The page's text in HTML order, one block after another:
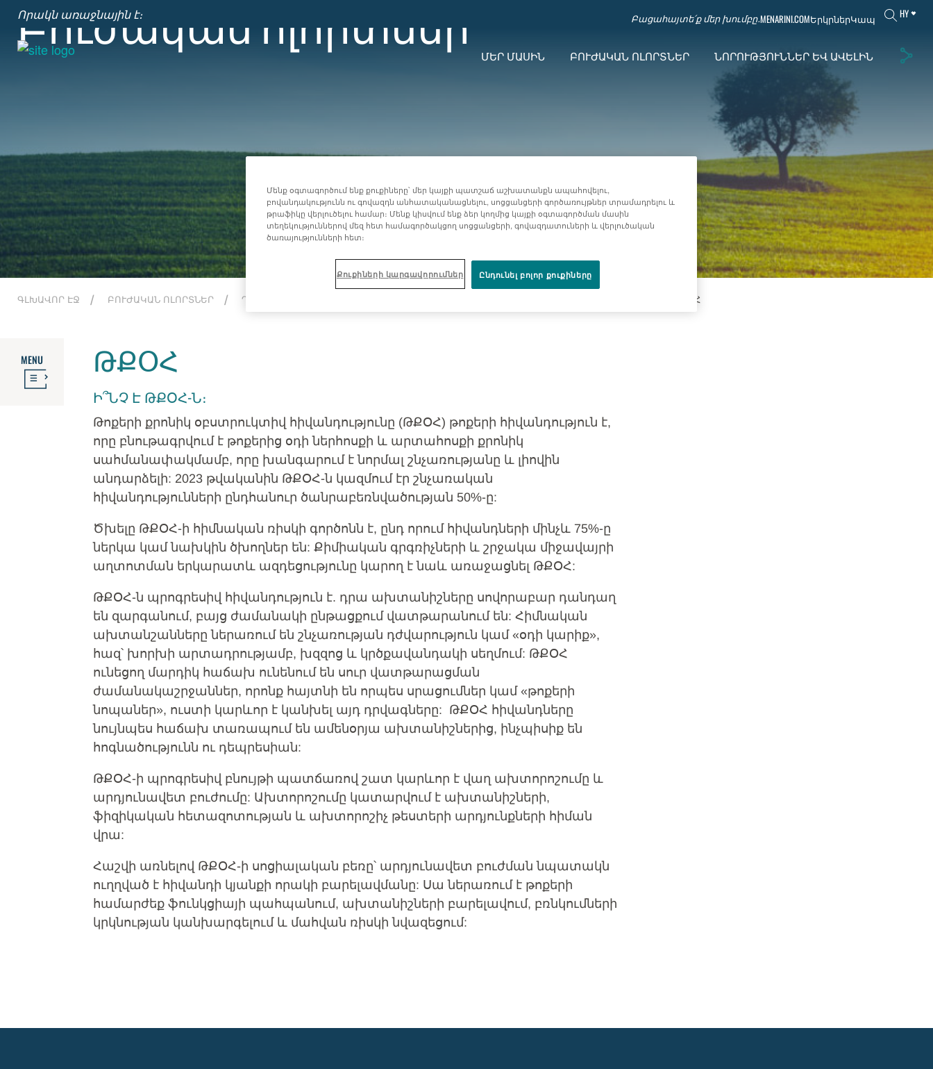
Որակն առաջնային է։ Բացահայտե՛ք մեր խումբը․MENARINI.COMԵրկրներԿապ HY
ՄԵՐ ՄԱՍԻՆ ԲՈՒԺԱԿԱՆ ՈԼՈՐՏՆԵՐ ՆՈՐՈՒԹՅՈՒՆՆԵՐ ԵՎ ԱՎԵԼԻՆ
Բուժական ոլորտներ
ԳԼԽԱՎՈՐ ԷՋ ԲՈՒԺԱԿԱՆ ՈԼՈՐՏՆԵՐ ԴԵՂԱԳՈՐԾԱԿԱՆ ԱՐՏԱԴՐԱՆՔ ԹՔՕՀ
MENU ԹՔՕՀ
Ի՞ՆՉ Է ԹՔՕՀ-Ն։
Թոքերի քրոնիկ օբստրուկտիվ հիվանդությունը (ԹՔՕՀ) թոքերի հիվանդություն է,
որը բնութագրվում է թոքերից օդի ներհոսքի և արտահոսքի քրոնիկ
սահմանափակմամբ, որը խանգարում է նորմալ շնչառությանը և լիովին
անդարձելի: 2023 թվականին ԹՔՕՀ-ն կազմում էր շնչառական
հիվանդությունների ընդհանուր ծանրաբեռնվածության 50%-ը:
Ծխելը ԹՔՕՀ-ի հիմնական ռիսկի գործոնն է, ընդ որում հիվանդների մինչև 75%-ը
ներկա կամ նախկին ծխողներ են: Քիմիական գրգռիչների և շրջակա միջավայրի
աղտոտման երկարատև ազդեցությունը կարող է նաև առաջացնել ԹՔՕՀ:
ԹՔՕՀ-ն պրոգրեսիվ հիվանդություն է. դրա ախտանիշները սովորաբար դանդաղ
են զարգանում, բայց ժամանակի ընթացքում վատթարանում են: Հիմնական
ախտանշանները ներառում են շնչառության դժվարություն կամ «օդի կարիք»,
հազ՝ խորխի արտադրությամբ, խզզոց և կրծքավանդակի սեղմում: ԹՔՕՀ
ունեցող մարդիկ հաճախ ունենում են սուր վատթարացման
ժամանակաշրջաններ, որոնք հայտնի են որպես սրացումներ կամ «թոքերի
նոպաներ», ուստի կարևոր է կանխել այդ դրվագները: ԹՔՕՀ հիվանդները
նույնպես հաճախ տառապում են ամենօրյա ախտանիշներից, ինչպիսիք են
հոգնածությունն ու դեպրեսիան:
ԹՔՕՀ-ի պրոգրեսիվ բնույթի պատճառով շատ կարևոր է վաղ ախտորոշումը և
արդյունավետ բուժումը: Ախտորոշումը կատարվում է ախտանիշների,
ֆիզիկական հետազոտության և ախտորոշիչ թեստերի արդյունքների հիման
վրա:
Հաշվի առնելով ԹՔՕՀ-ի սոցիալական բեռը՝ արդյունավետ բուժման նպատակն
ուղղված է հիվանդի կյանքի որակի բարելավմանը: Սա ներառում է թոքերի
համարժեք ֆունկցիայի պահպանում, ախտանիշների բարելավում, բռնկումների
կրկնության կանխարգելում և մահվան ռիսկի նվազեցում:
Մենք օգտագործում ենք քուքիները՝ մեր կայքի պատշաճ աշխատանքն ապահովելու,
բովանդակությունն ու գովազդն անհատականացնելու, սոցցանցերի գործառույթներ տրամադրելու և
թրաֆիկը վերլուծելու համար։ Մենք կիսվում ենք ձեր կողմից կայքի օգտագործման մասին
տեղեկություններով մեզ հետ համագործակցող սոցցանցերի, գովազդատուների և վերլուծական
ծառայությունների հետ։
Քուքիների կարգավորումներ Ընդունել բոլոր քուքիները